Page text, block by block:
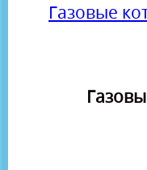
Газовые